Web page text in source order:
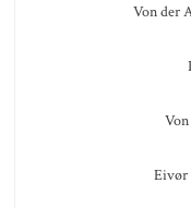
Von der
Eivør